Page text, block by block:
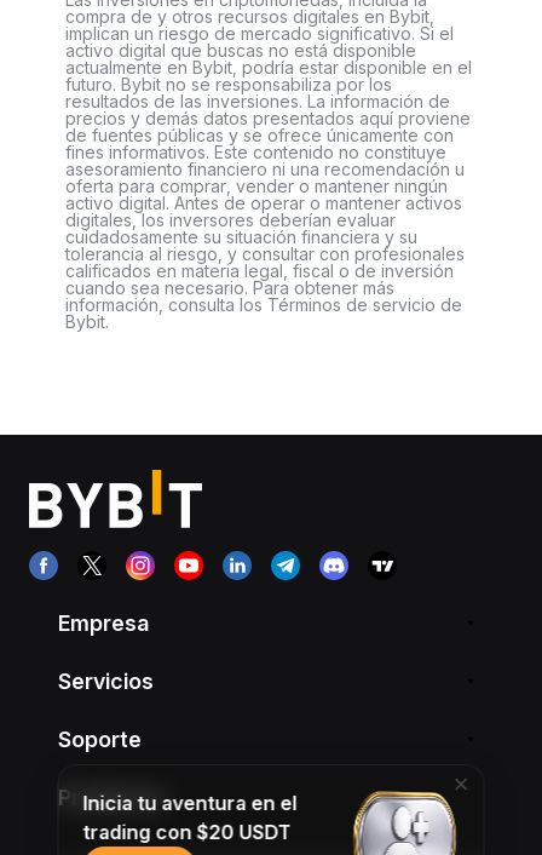
compra de y otros recursos digitales en Bybit,
implican un riesgo de mercado significativo. Si el
activo digital que buscas no está disponible
actualmente en Bybit, podría estar disponible en el
futuro. Bybit no se responsabiliza por los
resultados de las inversiones. La información de
precios y demás datos presentados aquí proviene
de fuentes públicas y se ofrece únicamente con
fines informativos. Este contenido no constituye
asesoramiento financiero ni una recomendación u
oferta para comprar, vender o mantener ningún
activo digital. Antes de operar o mantener activos
digitales, los inversores deberían evaluar
cuidadosamente su situación financiera y su
tolerancia al riesgo, y consultar con profesionales
calificados en materia legal, fiscal o de inversión
cuando sea necesario. Para obtener más
información, consulta los Términos de servicio de
Bybit.
Empresa
Servicios
Soporte
Productos
Inicia tu aventura en el
trading con $20 USDT